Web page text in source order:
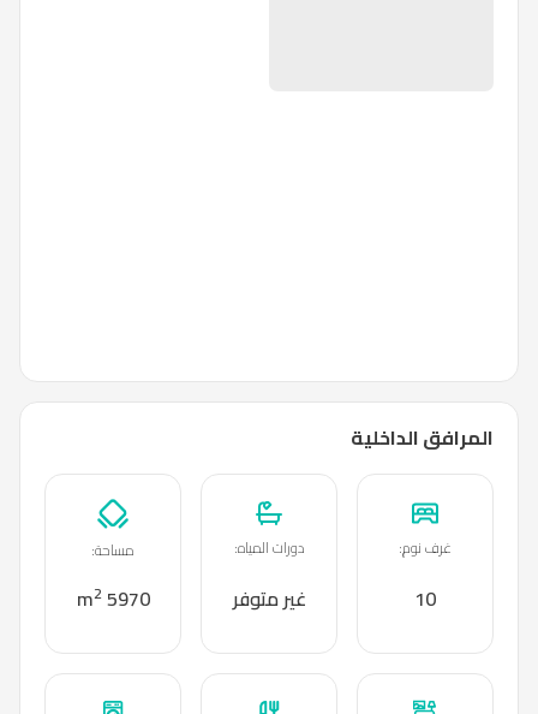
المرافق الداخلية
غرف نوم:
10
دورات المياه:
غير متوفر
مساحة:
5970 m
2